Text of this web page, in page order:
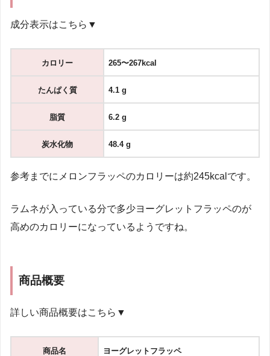
成分表示はこちら▼
カロリー 265〜267kcal
たんぱく質 4.1 g
脂質 6.2 g
炭水化物 48.4 g
参考までにメロンフラッペのカロリーは約245kcalです。
ラムネが入っている分で多少ヨーグレットフラッペのが
高めのカロリーになっているようですね。
商品概要
詳しい商品概要はこちら▼
商品名 ヨーグレットフラッペ